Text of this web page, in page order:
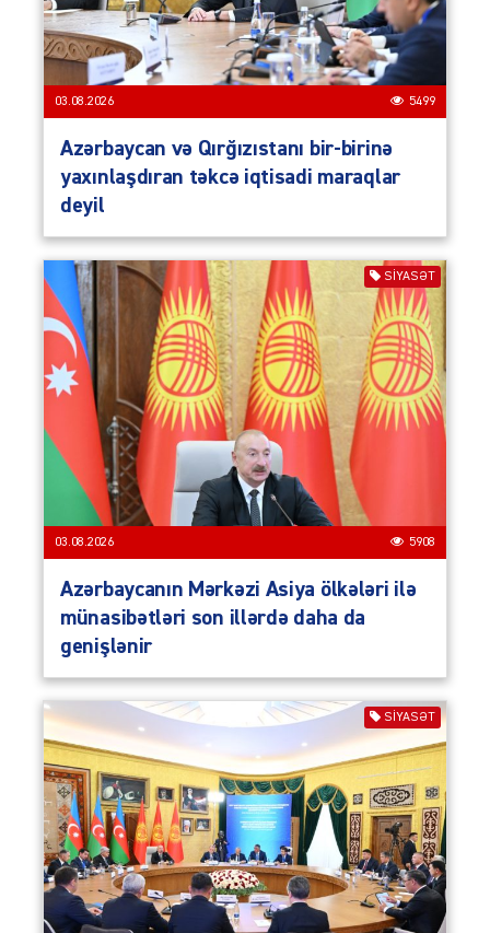
03.08.2026 5499
Azərbaycan və Qırğızıstanı bir-birinə
yaxınlaşdıran təkcə iqtisadi maraqlar
deyil
SIYASƏT
03.08.2026 5908
Azərbaycanın Mərkəzi Asiya ölkələri ilə
münasibətləri son illərdə daha da
genişlənir
SIYASƏT